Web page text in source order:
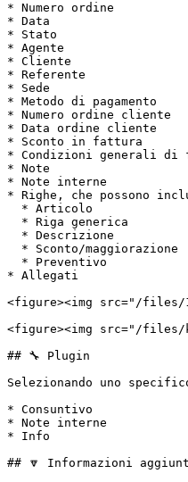
* Numero ordine
* Data
* Stato
* Agente
* Cliente
* Referente
* Sede
* Metodo di pagamento
* Numero ordine cliente
* Data ordine cliente
* Sconto in fattura
* Condizioni generali di
* Note
* Note interne
* Righe, che possono
* Allegati
<figure><img src="/files/
<figure><img src="/files/
## 🔧 Plugin
Selezionando uno
* Consuntivo
* Note interne
* Info
## 🔽 Informazioni